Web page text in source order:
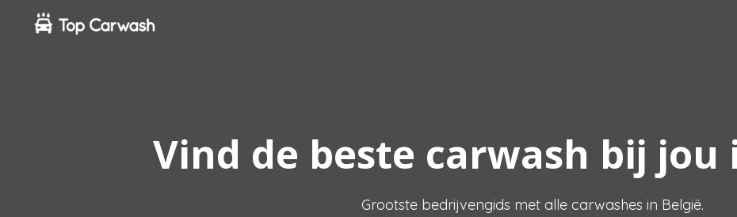
Vind de beste carwash bij jou
Grootste bedrijvengids met alle carwashes in België.